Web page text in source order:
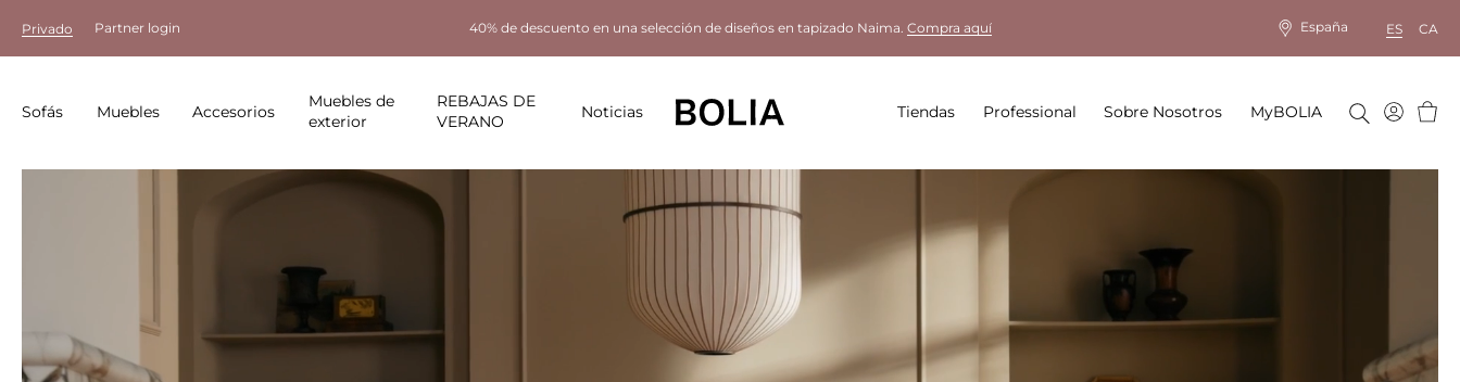
Privado Partner login 40% de descuento en una selección de diseños en tapizado Naima. Compra aquí España ES CA
Sofás Muebles Accesorios
Muebles de
exterior
REBAJAS DE
VERANO
Noticias Tiendas Professional Sobre Nosotros MyBOLIA